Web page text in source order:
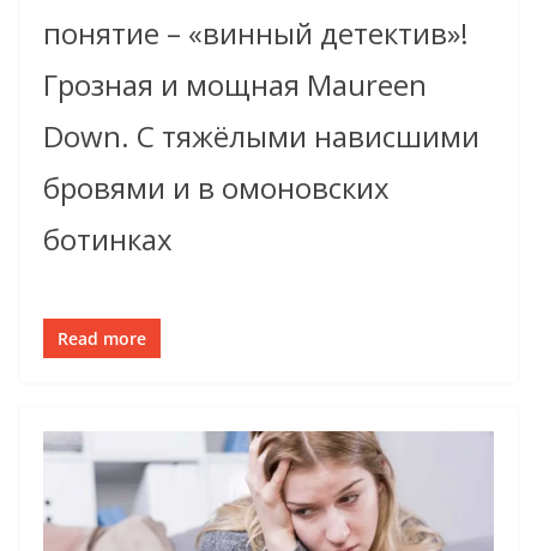
понятие – «винный детектив»!
Грозная и мощная Maureen
Down. С тяжёлыми нависшими
бровями и в омоновских
ботинках
Read more